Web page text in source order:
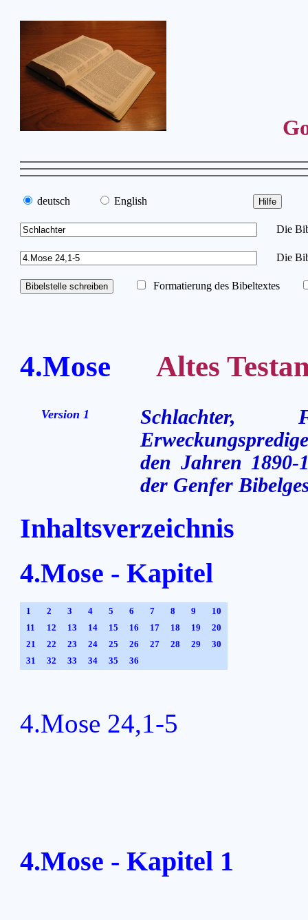
deutsch English
Die
Die
Formatierung des Bibeltextes
4.Mose Altes
Version 1
Schlachter,
den Jahren 1890-
der Genfer
Inhaltsverzeichnis
4.Mose - Kapitel
1 2 3 4 5 6 7 8 9
10
11
12 13 14 15 16 17 18 19
20
21
22 23 24 25 26 27 28 29
30
31
32 33 34 35 36
4.Mose 24,1-5
4.Mose - Kapitel 1